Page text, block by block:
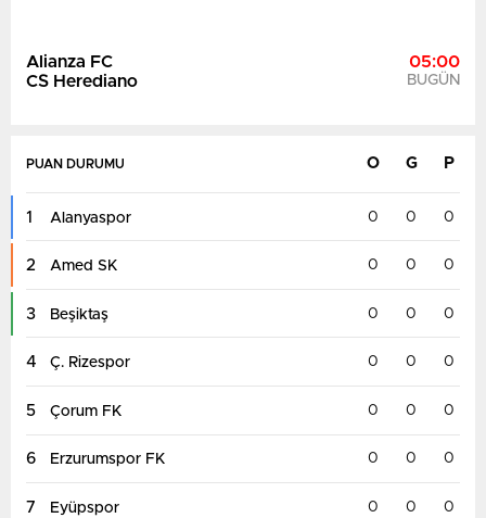
Alianza FC
05:00
CS Herediano
BUGÜN
PUAN DURUMU O G P
1 Alanyaspor 0 0 0
2 Amed SK 0 0 0
3 Beşiktaş 0 0 0
4 Ç. Rizespor 0 0 0
5 Çorum FK 0 0 0
6 Erzurumspor FK 0 0 0
7 Eyüpspor 0 0 0